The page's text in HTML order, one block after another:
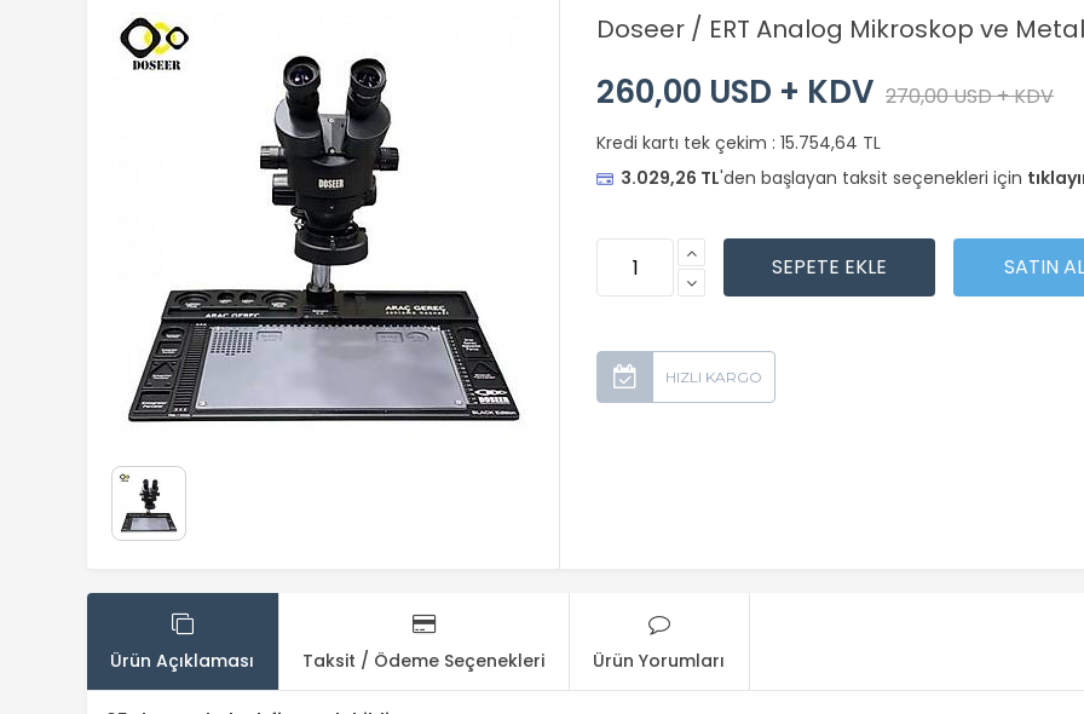
Doseer / ERT Analog Mikroskop ve
260,00 USD + KDV 270,00 USD + KDV
Kredi kartı tek çekim : 15.754,64 TL
3.029,26 TL'den başlayan taksit seçenekleri için
Ürün Açıklaması Taksit / Ödeme Seçenekleri Ürün Yorumları